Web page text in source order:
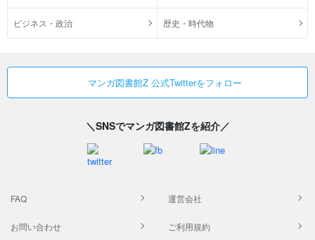
ビジネス・政治 歴史・時代物
マンガ図書館Z 公式Twitterをフォロー
＼SNSでマンガ図書館Zを紹介／
FAQ 運営会社
お問い合わせ ご利用規約